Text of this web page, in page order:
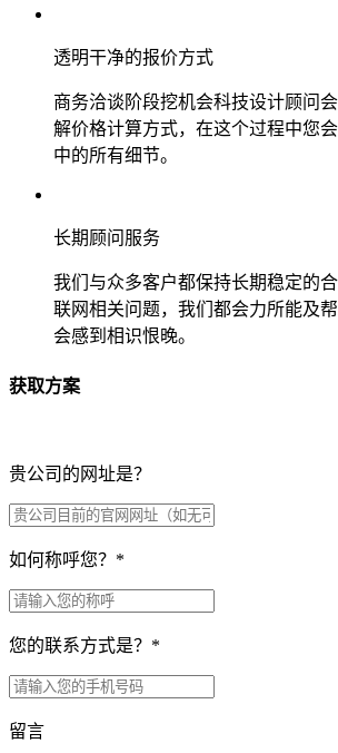
透明干净的报价方式
商务洽谈阶段挖机会科技设计顾问
解价格计算方式，在这个过程中您
中的所有细节。
长期顾问服务
我们与众多客户都保持长期稳定的
联网相关问题，我们都会力所能及
会感到相识恨晚。
获取方案
贵公司的网址是？
如何称呼您？ *
您的联系方式是？ *
留言